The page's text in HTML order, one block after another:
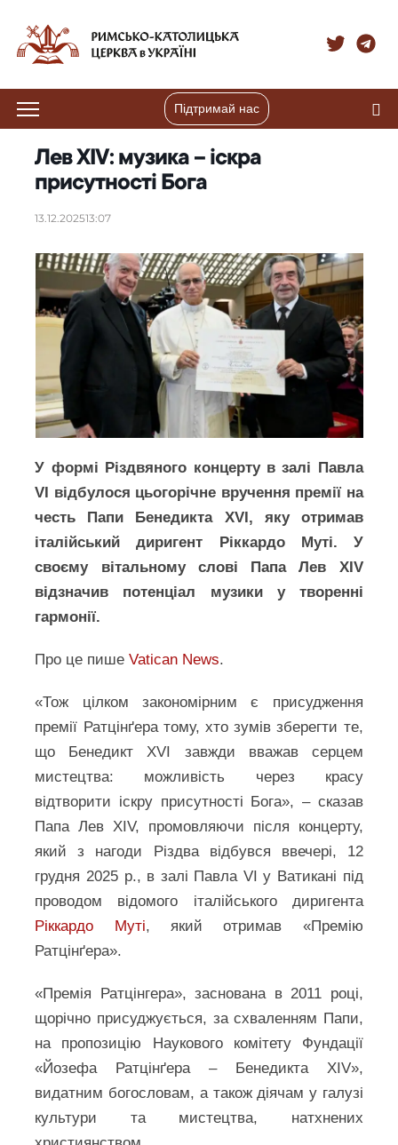
Підтримай нас
Лев XIV: музика – іскра
присутності Бога
13.12.202513:07
У формі Різдвяного концерту в залі Павла
VI відбулося цьогорічне вручення премії на
честь Папи Бенедикта XVI, яку отримав
італійський диригент Ріккардо Муті. У
своєму вітальному слові Папа Лев XIV
відзначив потенціал музики у творенні
гармонії.
Про це пишеVatican News.
«Тож цілком закономірним є присудження
премії Ратцінґера тому, хто зумів зберегти те,
що Бенедикт XVI завжди вважав серцем
мистецтва: можливість через красу
відтворити іскру присутності Бога», – сказав
Папа Лев XIV, промовляючи після концерту,
який з нагоди Різдва відбувся ввечері, 12
грудня 2025 р., в залі Павла VI у Ватикані під
проводом відомого італійського диригента
Ріккардо Муті, який отримав «Премію
Ратцінґера».
«Премія Ратцінгера», заснована в 2011 році,
щорічно присуджується, за схваленням Папи,
на пропозицію Наукового комітету Фундації
«Йозефа Ратцінґера – Бенедикта XIV»,
видатним богословам, а також діячам у галузі
культури та мистецтва, натхнених